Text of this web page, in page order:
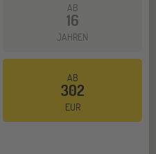
AB
16
JAHREN
AB
302
EUR